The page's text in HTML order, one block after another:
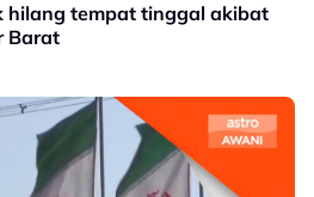
hilang tempat tinggal akibat
Barat